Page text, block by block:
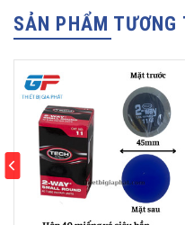
SẢN PHẨM TƯƠNG